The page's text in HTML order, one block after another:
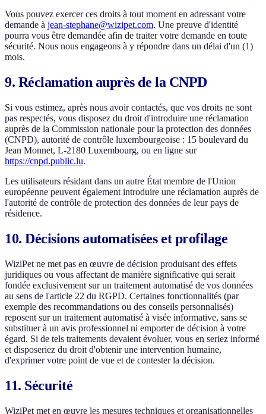
Vous pouvez exercer ces droits à tout moment en adressant votre
demande à jean-stephane@wizipet.com. Une preuve d'identité
pourra vous être demandée afin de traiter votre demande en toute
sécurité. Nous nous engageons à y répondre dans un délai d'un (1)
mois.
9. Réclamation auprès de la CNPD
Si vous estimez, après nous avoir contactés, que vos droits ne sont
pas respectés, vous disposez du droit d'introduire une réclamation
auprès de la Commission nationale pour la protection des données
(CNPD), autorité de contrôle luxembourgeoise : 15 boulevard du
Jean Monnet, L-2180 Luxembourg, ou en ligne sur
https://cnpd.public.lu.
Les utilisateurs résidant dans un autre État membre de l'Union
européenne peuvent également introduire une réclamation auprès de
l'autorité de contrôle de protection des données de leur pays de
résidence.
10. Décisions automatisées et profilage
WiziPet ne met pas en œuvre de décision produisant des effets
juridiques ou vous affectant de manière significative qui serait
fondée exclusivement sur un traitement automatisé de vos données
au sens de l'article 22 du RGPD. Certaines fonctionnalités (par
exemple des recommandations ou des conseils personnalisés)
reposent sur un traitement automatisé à visée informative, sans se
substituer à un avis professionnel ni emporter de décision à votre
égard. Si de tels traitements devaient évoluer, vous en seriez informé
et disposeriez du droit d'obtenir une intervention humaine,
d'exprimer votre point de vue et de contester la décision.
11. Sécurité
WiziPet met en œuvre les mesures techniques et organisationnelles